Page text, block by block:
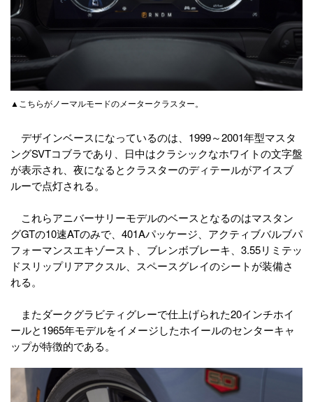
▲こちらがノーマルモードのメータークラスター。
デザインベースになっているのは、1999～2001年型マスタ
ングSVTコブラであり、日中はクラシックなホワイトの文字盤
が表示され、夜になるとクラスターのディテールがアイスブ
ルーで点灯される。
これらアニバーサリーモデルのベースとなるのはマスタン
グGTの10速ATのみで、401Aパッケージ、アクティブバルブパ
フォーマンスエキゾースト、ブレンボブレーキ、3.55リミテッ
ドスリップリアアクスル、スペースグレイのシートが装備さ
れる。
またダークグラビティグレーで仕上げられた20インチホイ
ールと1965年モデルをイメージしたホイールのセンターキャ
ップが特徴的である。